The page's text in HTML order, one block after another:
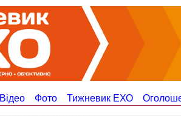
Відео Фото Тижневик ЕХО